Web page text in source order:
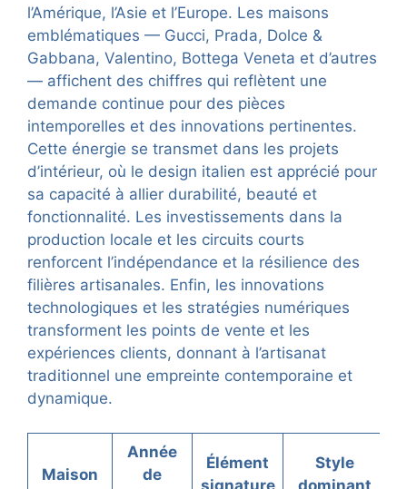
l’Amérique, l’Asie et l’Europe. Les maisons
emblématiques — Gucci, Prada, Dolce &
Gabbana, Valentino, Bottega Veneta et d’autres
— affichent des chiffres qui reflètent une
demande continue pour des pièces
intemporelles et des innovations pertinentes.
Cette énergie se transmet dans les projets
d’intérieur, où le design italien est apprécié pour
sa capacité à allier durabilité, beauté et
fonctionnalité. Les investissements dans la
production locale et les circuits courts
renforcent l’indépendance et la résilience des
filières artisanales. Enfin, les innovations
technologiques et les stratégies numériques
transforment les points de vente et les
expériences clients, donnant à l’artisanat
traditionnel une empreinte contemporaine et
dynamique.
Maison
Année
de
Élément
Style